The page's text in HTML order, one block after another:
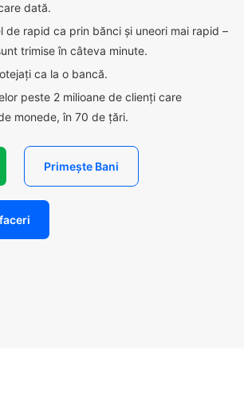
dată.
de rapid ca prin bănci și uneori mai rapid –
trimise în câteva minute.
ca la o bancă.
peste 2 milioane de clienți care
monede, în 70 de țări.
Primește Bani